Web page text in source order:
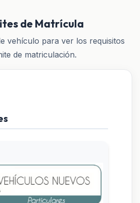
de Matrícula
vehículo para ver los requisitos
de matriculación.